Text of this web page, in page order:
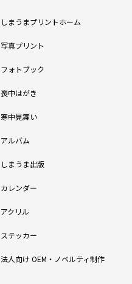
しまうまプリントホーム
写真プリント
フォトブック
喪中はがき
寒中見舞い
アルバム
しまうま出版
カレンダー
アクリル
ステッカー
法人向け OEM・ノベルティ制作